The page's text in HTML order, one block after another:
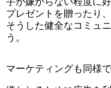
プレゼントを贈ったり
そうした健全なコミュ
う。
マーケティングも同様で